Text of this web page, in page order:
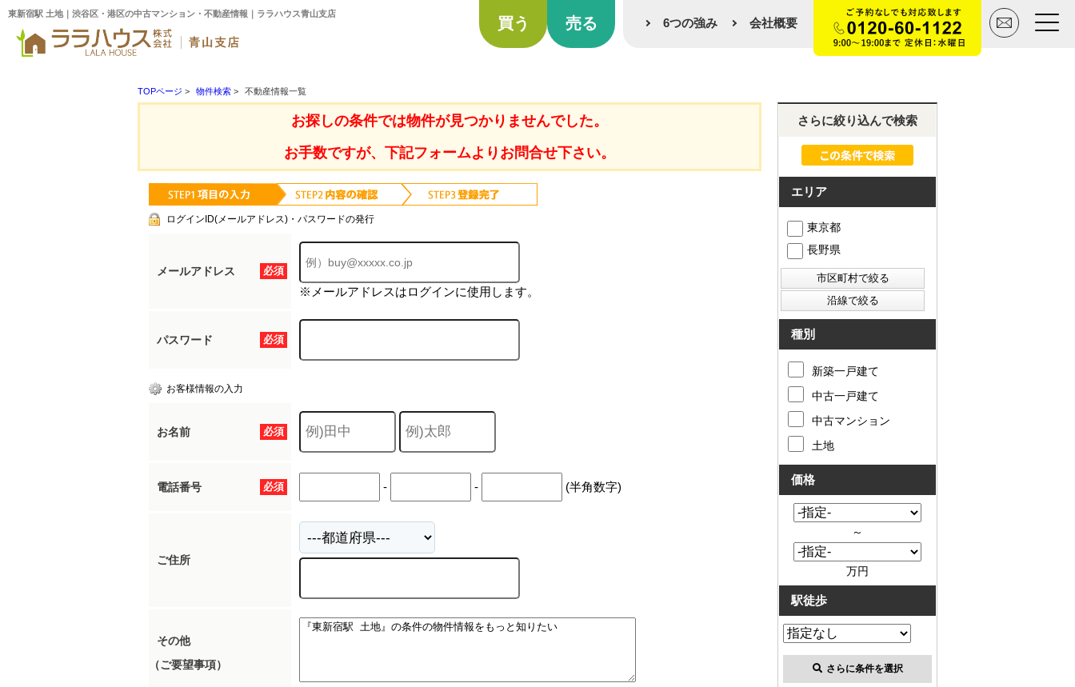
東新宿駅 土地｜渋谷区・港区の中古マンション・不動産情報｜ララハウス青山支店
買う 売る 6つの強み 会社概要
マンションカタログ
会社概要
スタッフ紹介
お客様の声
お問い合わせ
来店予約
お気に入り物件
会員登録
ログイン
TOPページ > 物件検索 > 不動産情報一覧
お探しの条件では物件が見つかりませんでした。
お手数ですが、下記フォームよりお問合せ下さい。
ログインID(メールアドレス)・パスワードの発行
必須
メールアドレス
※メールアドレスはログインに使用します。
必須
パスワード
お客様情報の入力
必須
お名前
必須
電話番号 - - (半角数字)
ご住所
その他
（ご要望事項）
さらに絞り込んで検索
エリア
東京都
長野県
種別
新築一戸建て
中古一戸建て
中古マンション
土地
価格
～
万円
駅徒歩
さらに条件を選択